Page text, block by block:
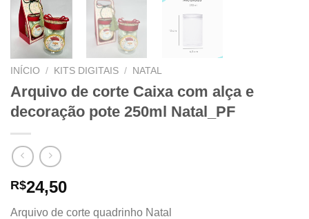
INÍCIO / KITS DIGITAIS / NATAL
Arquivo de corte Caixa com alça e
decoração pote 250ml Natal_PF
R$24,50
Arquivo de corte quadrinho Natal